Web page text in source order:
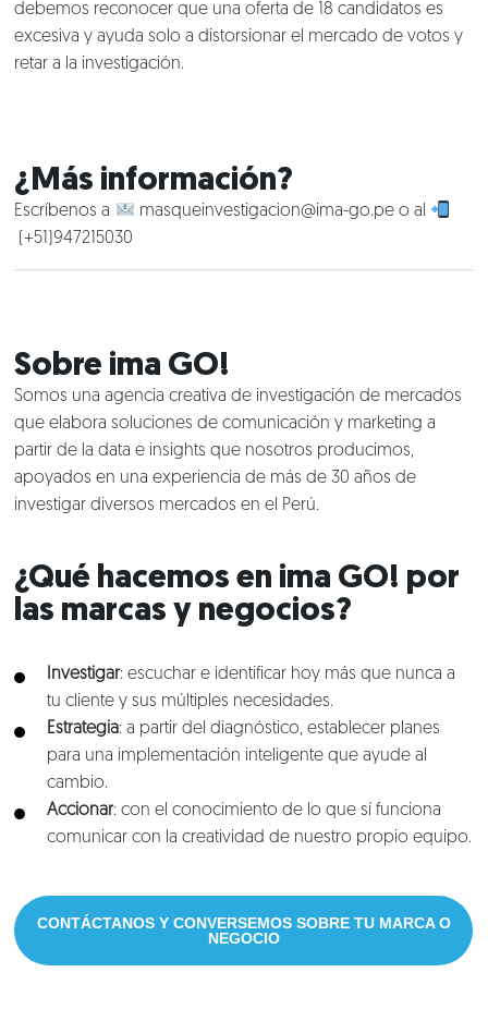
debemos reconocer que una oferta de 18 candidatos es
excesiva y ayuda solo a distorsionar el mercado de votos y
retar a la investigación.
¿Más información?
Escríbenos a masqueinvestigacion@ima-go.peo al
(+51)947215030
Sobre ima GO!
Somos una agencia creativa de investigación de mercados
que elabora soluciones de comunicación y marketing a
partir de la data e insights que nosotros producimos,
apoyados en una experiencia de más de 30 años de
investigar diversos mercados en el Perú.
¿Qué hacemos en ima GO! por
las marcas y negocios?
Investigar: escuchar e identificar hoy más que nunca a
tu cliente y sus múltiples necesidades.
Estrategia: a partir del diagnóstico, establecer planes
para una implementación inteligente que ayude al
cambio.
Accionar: con el conocimiento de lo que sí funciona
comunicar con la creatividad de nuestro propio equipo.
CONTÁCTANOS Y CONVERSEMOS SOBRE TU MARCA O
NEGOCIO